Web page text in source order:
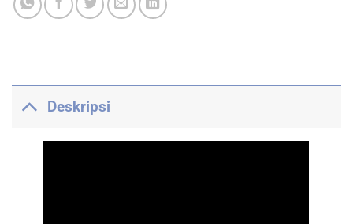
Deskripsi